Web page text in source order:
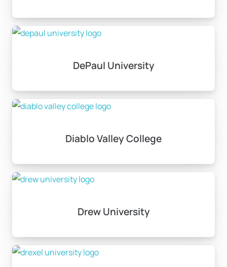
DePaul University
Diablo Valley College
Drew University